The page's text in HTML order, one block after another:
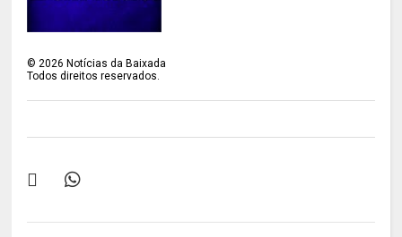
©2026 Notícias da Baixada
Todos direitos reservados.